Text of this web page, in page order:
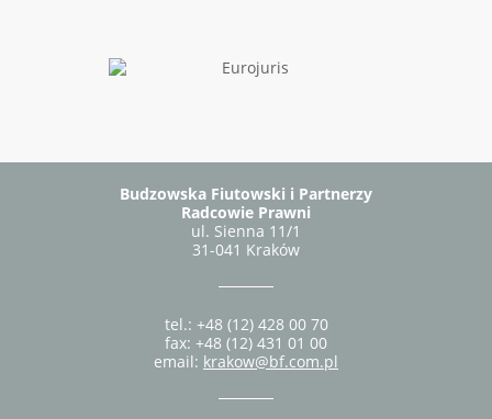
Budzowska Fiutowski i Partnerzy
Radcowie Prawni
ul. Sienna 11/1
31-041 Kraków
tel.: +48 (12) 428 00 70
fax: +48 (12) 431 01 00
email: krakow@bf.com.pl